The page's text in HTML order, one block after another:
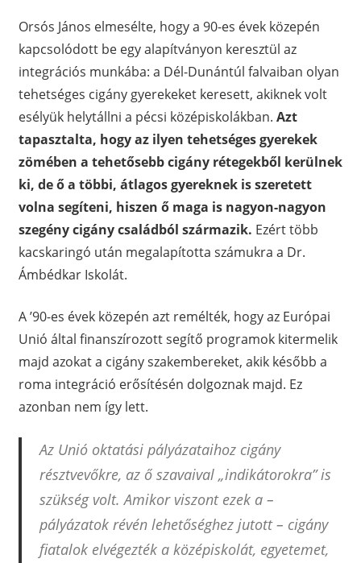
Orsós János elmesélte, hogy a 90-es évek közepén
kapcsolódott be egy alapítványon keresztül az
integrációs munkába: a Dél-Dunántúl falvaiban olyan
tehetséges cigány gyerekeket keresett, akiknek volt
esélyük helytállni a pécsi középiskolákban. Azt
tapasztalta, hogy az ilyen tehetséges gyerekek
zömében a tehetősebb cigány rétegekből kerülnek
ki, de ő a többi, átlagos gyereknek is szeretett
volna segíteni, hiszen ő maga is nagyon-nagyon
szegény cigány családból származik. Ezért több
kacskaringó után megalapította számukra a Dr.
Ámbédkar Iskolát.
A ’90-es évek közepén azt remélték, hogy az Európai
Unió által finanszírozott segítő programok kitermelik
majd azokat a cigány szakembereket, akik később a
roma integráció erősítésén dolgoznak majd. Ez
azonban nem így lett.
Az Unió oktatási pályázataihoz cigány
résztvevőkre, az ő szavaival „indikátorokra” is
szükség volt. Amikor viszont ezek a –
pályázatok révén lehetőséghez jutott – cigány
fiatalok elvégezték a középiskolát, egyetemet,